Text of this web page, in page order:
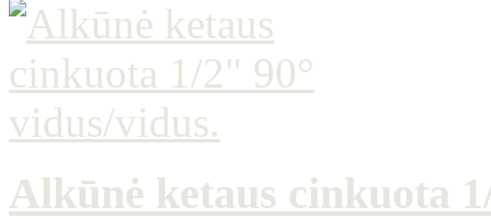
Alkūnė ketaus cinkuota